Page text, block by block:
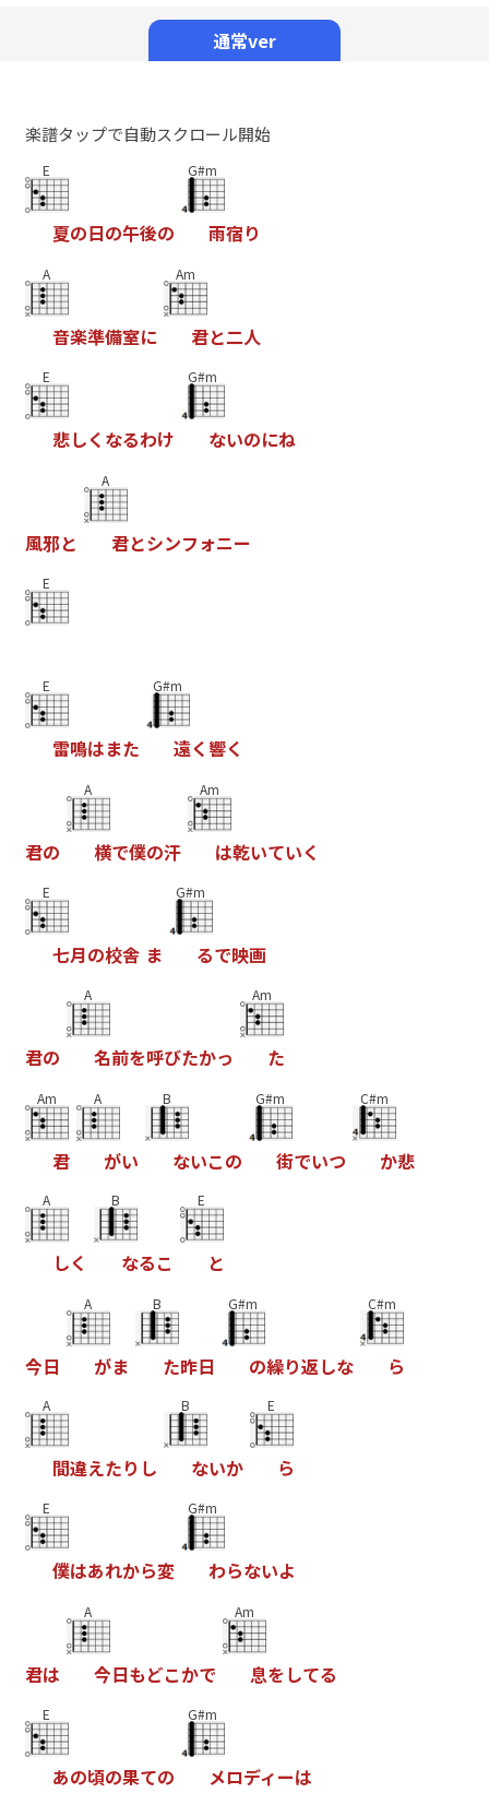
通常ver
楽譜タップで自動スクロール開始
E
夏の日の午後の
G#m
雨宿り
A
音楽準備室に
Am
君と二人
E
悲しく なるわけ
G#m
ないのにね
風邪と
A
君とシンフォニー
E
E
雷鳴はまた
G#m
遠く響く
君の
A
横で僕の汗
Am
は乾いていく
E
七月の校舎 ま
G#m
るで映画
君の
A
名前を呼びたかっ
Am
た
Am
君
A
がい
B
ないこの
G#m
街でいつ
C#m
か悲
A
しく
B
なるこ
E
と
今日
A
がま
B
た昨日
G#m
の繰り返しな
C#m
ら
A
間違えたり し
B
ないか
E
ら
E
僕はあれから変
G#m
わらないよ
君は
A
今日もどこかで
Am
息をしてる
E
あの頃の果ての
G#m
メロディーは